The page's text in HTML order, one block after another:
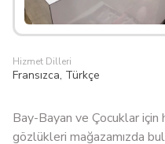
Hizmet Dilleri
Fransızca, Türkçe
Bay-Bayan ve Çocuklar için
gözlükleri mağazamızda